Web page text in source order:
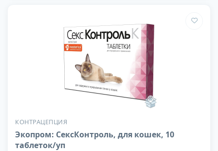
КОНТРАЦЕПЦИЯ
Экопром: СексКонтроль, для кошек, 10
таблеток/уп